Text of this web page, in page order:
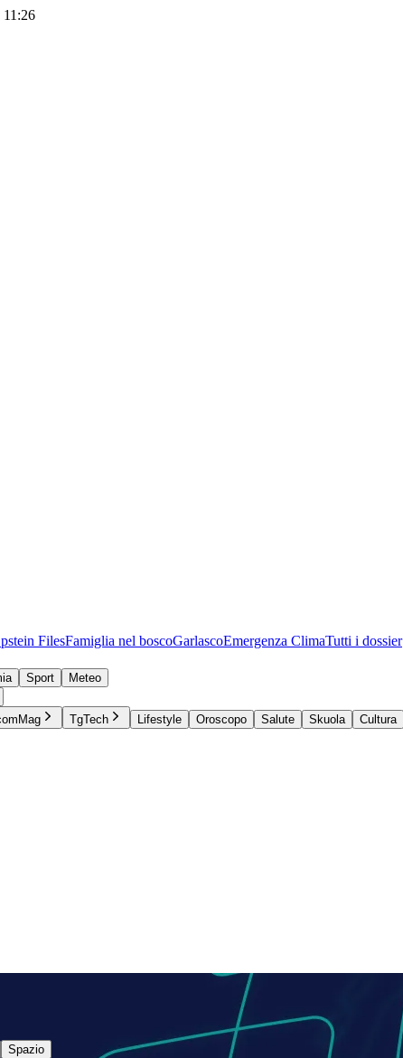
11:26
FilesFamiglia nel boscoGarlascoEmergenza ClimaTutti i dossier
Sport
Meteo
TgTech Lifestyle Oroscopo Salute Skuola Cultura
Spazio